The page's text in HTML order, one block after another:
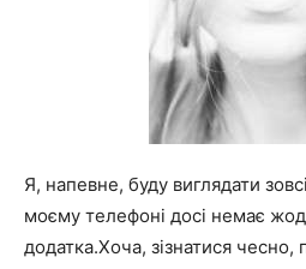
Я, напевне, буду виглядати
моєму телефоні досі немає
додатка.Хоча, зізнатися